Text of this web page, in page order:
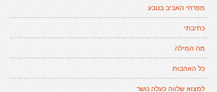
מפרחי האביב בטבע
כתיבתי
מה המילה
כל האהבות
למצוא שלווה כעלה נושר